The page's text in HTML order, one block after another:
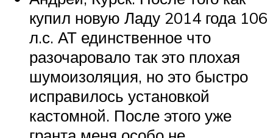
купил новую Ладу 2014 года 106
л.с. АТ единственное что
разочаровало так это плохая
шумоизоляция, но это быстро
исправилось установкой
кастомной. После этого уже